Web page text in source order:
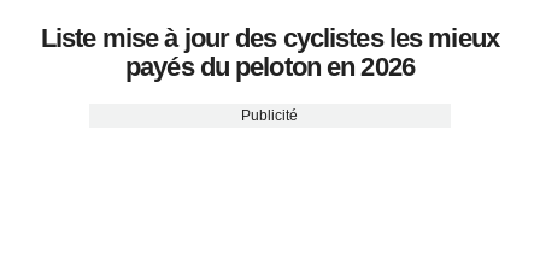
Liste mise à jour des cyclistes les mieux
payés du peloton en 2026
Publicité